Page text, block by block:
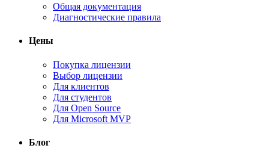
Общая документация
Диагностические правила
Цены
Покупка лицензии
Выбор лицензии
Для клиентов
Для студентов
Для Open Source
Для Microsoft MVP
Блог